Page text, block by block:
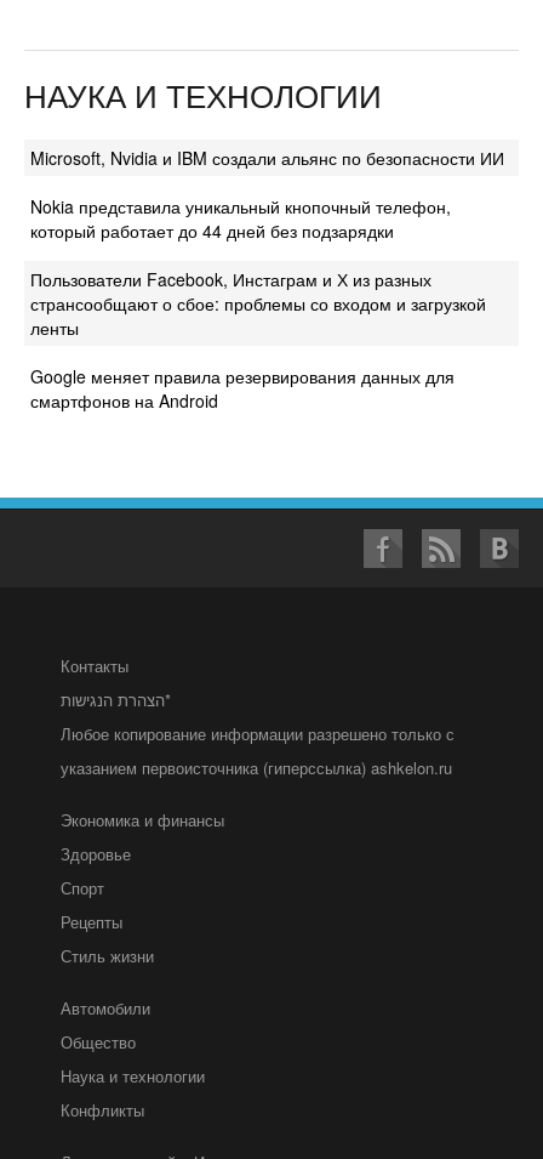
НАУКА И ТЕХНОЛОГИИ
Microsoft, Nvidia и IBM создали альянс по безопасности ИИ
Nokia представила уникальный кнопочный телефон,
который работает до 44 дней без подзарядки
Пользователи Facebook, Инстаграм и Х из разных
странсообщают о сбое: проблемы со входом и загрузкой
ленты
Google меняет правила резервирования данных для
смартфонов на Android
Контакты
הצהרת הנגישות*
Любое копирование информации разрешено только с
указанием первоисточника (гиперссылка) ashkelon.ru
Экономика и финансы
Здоровье
Спорт
Рецепты
Стиль жизни
Автомобили
Общество
Наука и технологии
Конфликты